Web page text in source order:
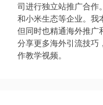
司进行独立站推广合作
和小米生态等企业。我
但同时也精通海外推广
分享更多海外引流技巧
作教学视频。